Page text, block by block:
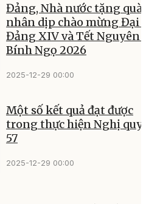
Đảng, Nhà nước tặng quà
nhân dịp chào mừng Đại
Đảng XIV và Tết Nguyên
Bính Ngọ 2026
2025-12-29 00:00
Một số kết quả đạt được
trong thực hiện Nghị
57
2025-12-29 00:00